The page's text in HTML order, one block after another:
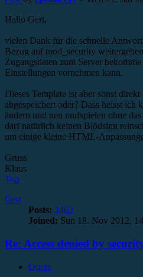
Hallo Gert,
vielen Dank für die schnelle
Bezug auf mod_security
Zugangsdaten zum Server
Einstellungen vornehmen kann.
Dieses Template ist aber sonst
abgespeichert oder? Dass heisst ich
ändern und neu raufspielen ohne
darf natürlich keinen Blödsinn
um einige kleine HTML-
Gruss
Klaus
Top
Gert
Posts: 2462
Joined: Sun 18. Nov 2012,
Re: Access denied by
Quote